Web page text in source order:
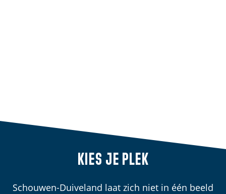
Kies je plek
Schouwen-Duiveland laat zich niet in één beeld